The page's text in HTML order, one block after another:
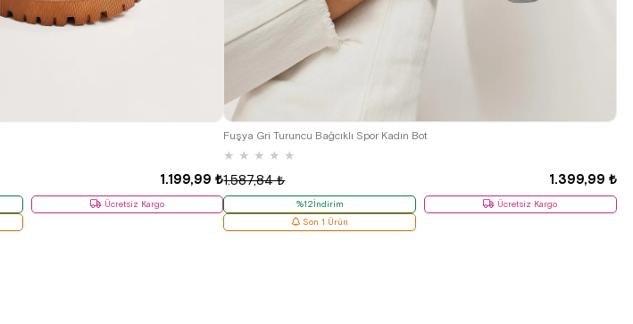
1.199,99 ₺
Ücretsiz Kargo
Fuşya Gri Turuncu Bağcıklı Spor Kadın Bot
★ ★ ★ ★ ★
1.399,99 ₺
1.587,84 ₺
%12İndirim
Ücretsiz Kargo
Son 1 Ürün